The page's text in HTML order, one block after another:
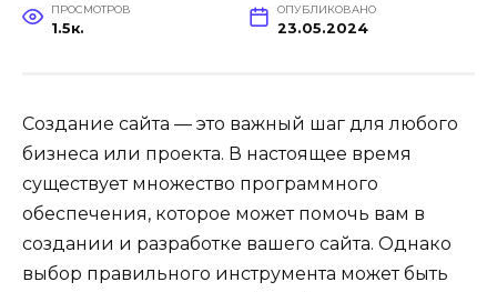
ПРОСМОТРОВ
1.5к.
ОПУБЛИКОВАНО
23.05.2024
Создание сайта — это важный шаг для любого
бизнеса или проекта. В настоящее время
существует множество программного
обеспечения, которое может помочь вам в
создании и разработке вашего сайта. Однако
выбор правильного инструмента может быть